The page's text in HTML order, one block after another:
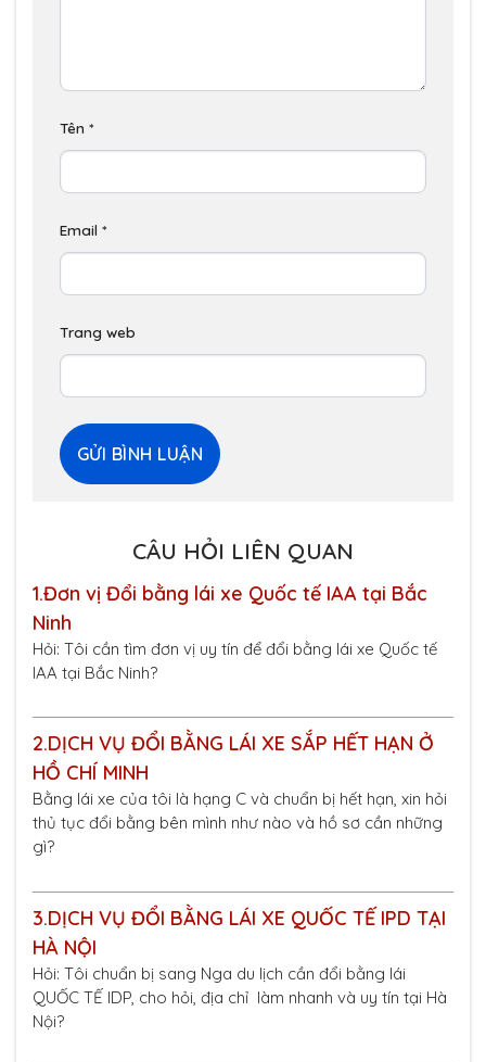
Tên *
Email *
Trang web
CÂU HỎI LIÊN QUAN
1.Đơn vị Đổi bằng lái xe Quốc tế IAA tại Bắc
Ninh
Hỏi: Tôi cần tìm đơn vị uy tín để đổi bằng lái xe Quốc tế
IAA tại Bắc Ninh?
2.DỊCH VỤ ĐỔI BẰNG LÁI XE SẮP HẾT HẠN Ở
HỒ CHÍ MINH
Bằng lái xe của tôi là hạng C và chuẩn bị hết hạn, xin hỏi
thủ tục đổi bằng bên mình như nào và hồ sơ cần những
gì?
3.DỊCH VỤ ĐỔI BẰNG LÁI XE QUỐC TẾ IPD TẠI
HÀ NỘI
Hỏi: Tôi chuẩn bị sang Nga du lịch cần đổi bằng lái
QUỐC TẾ IDP, cho hỏi, địa chỉ làm nhanh và uy tín tại Hà
Nội?